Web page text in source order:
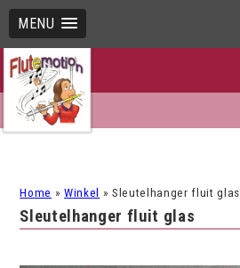
MENU
Home »Winkel »Sleutelhanger fluit glas
Sleutelhanger fluit glas